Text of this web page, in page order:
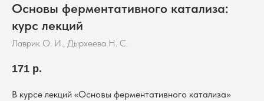
Основы ферментативного катализа:
курс лекций
Лаврик О. И., Дырхеева Н. С.
171 р.
В курсе лекций «Основы ферментативного катализа»